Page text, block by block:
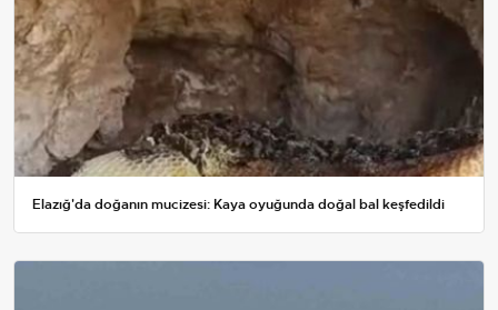
Elazığ'da doğanın mucizesi: Kaya oyuğunda doğal bal keşfedildi